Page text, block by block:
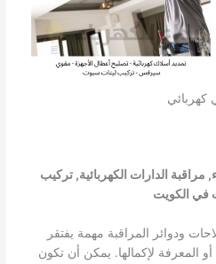
كهربائي
مراقبة الدارات الكهربائية, تركيب
في الكويت
ودوائر المراقبة مهمة يفتقر
المعرفة لإكمالها. يمكن أن تكون